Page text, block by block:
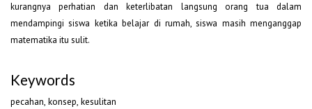
kurangnya perhatian dan keterlibatan langsung orang tua dalam
mendampingi siswa ketika belajar di rumah, siswa masih menganggap
matematika itu sulit.
Keywords
pecahan, konsep, kesulitan